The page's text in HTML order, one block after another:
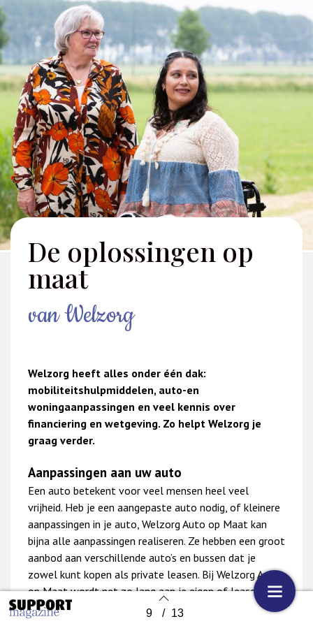
Back to index 9 / 13
De oplossingen op
maat
van Welzorg
Welzorg heeft alles onder één dak:
mobiliteitshulpmiddelen, auto-en
woningaanpassingen en veel kennis over
financiering en wetgeving. Zo helpt Welzorg je
graag verder.
Aanpassingen aan uw auto
Een auto betekent voor veel mensen heel veel
vrijheid. Heb je een aangepaste auto nodig, of kleinere
aanpassingen in je auto, Welzorg Auto op Maat kan
bijna alle aanpassingen realiseren. Ze hebben een groot
aanbod aan verschillende auto’s en bussen dat je
zowel kunt kopen als private leasen. Bij Welzorg Auto
op Maat wordt net zo lang aan je eigen of leaseauto
gesleuteld tot je 100% tevreden bent.